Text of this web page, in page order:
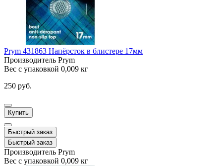
Prym 431863 Напёрсток в блистере 17мм
Производитель Prym
Вес с упаковкой 0,009 кг
250 руб.
Купить
Быстрый заказ
Быстрый заказ
Производитель Prym
Вес с упаковкой 0,009 кг